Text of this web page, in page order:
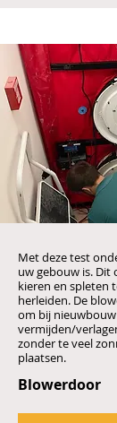
Met deze test
uw gebouw is. Dit
kieren en spleten
herleiden. De
om bij
vermijden/
zonder te veel
plaatsen.
Blowerdoor